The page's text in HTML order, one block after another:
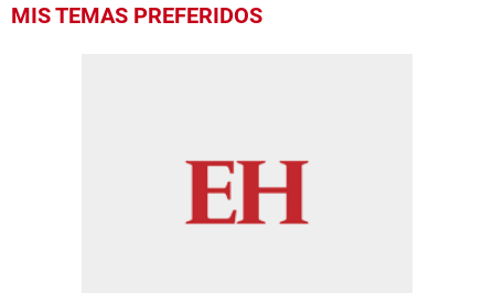
MIS TEMAS PREFERIDOS